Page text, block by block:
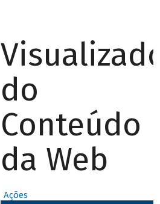
Visualizador
do
Conteúdo
da Web
Ações